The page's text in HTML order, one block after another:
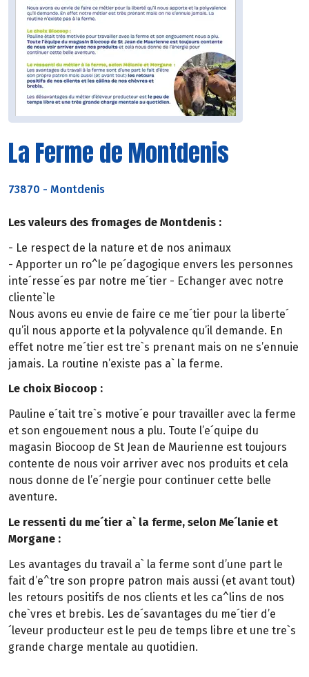
La Ferme de Montdenis
73870 - Montdenis
Les valeurs des fromages de Montdenis :
- Le respect de la nature et de nos animaux
- Apporter un ro^le pe´dagogique envers les personnes
inte´resse´es par notre me´tier - Echanger avec notre
cliente`le
Nous avons eu envie de faire ce me´tier pour la liberte´
qu’il nous apporte et la polyvalence qu’il demande. En
effet notre me´tier est tre`s prenant mais on ne s’ennuie
jamais. La routine n’existe pas a` la ferme.
Le choix Biocoop :
Pauline e´tait tre`s motive´e pour travailler avec la ferme
et son engouement nous a plu. Toute l’e´quipe du
magasin Biocoop de St Jean de Maurienne est toujours
contente de nous voir arriver avec nos produits et cela
nous donne de l’e´nergie pour continuer cette belle
aventure.
Le ressenti du me´tier a` la ferme, selon Me´lanie et
Morgane :
Les avantages du travail a` la ferme sont d’une part le
fait d’e^tre son propre patron mais aussi (et avant tout)
les retours positifs de nos clients et les ca^lins de nos
che`vres et brebis. Les de´savantages du me´tier d’e
´leveur producteur est le peu de temps libre et une tre`s
grande charge mentale au quotidien.